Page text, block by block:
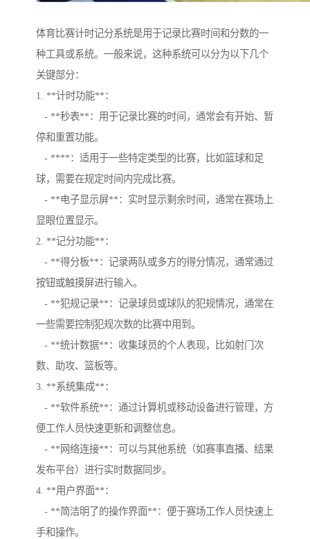
体育比赛计时记分系统是用于记录比赛时间和分数的一
种工具或系统。一般来说，这种系统可以分为以下几个
关键部分：
1. **计时功能**：
- **秒表**：用于记录比赛的时间，通常会有开始、暂
停和重置功能。
- ****：适用于一些特定类型的比赛，比如篮球和足
球，需要在规定时间内完成比赛。
- **电子显示屏**：实时显示剩余时间，通常在赛场上
显眼位置显示。
2. **记分功能**：
- **得分板**：记录两队或多方的得分情况，通常通过
按钮或触摸屏进行输入。
- **犯规记录**：记录球员或球队的犯规情况，通常在
一些需要控制犯规次数的比赛中用到。
- **统计数据**：收集球员的个人表现，比如射门次
数、助攻、篮板等。
3. **系统集成**：
- **软件系统**：通过计算机或移动设备进行管理，方
便工作人员快速更新和调整信息。
- **网络连接**：可以与其他系统（如赛事直播、结果
发布平台）进行实时数据同步。
4. **用户界面**：
- **简洁明了的操作界面**：便于赛场工作人员快速上
手和操作。